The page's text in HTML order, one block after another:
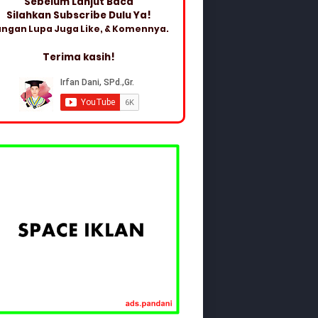
Silahkan Subscribe Dulu Ya!
Lupa Juga Like, & Komennya.
Terima kasih!